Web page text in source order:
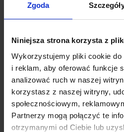
Zgoda
Niniejsza strona korzysta z
Wykorzystujemy pliki cookie
i reklam, aby oferować funkcje
analizować ruch w naszej
korzystasz z naszej witryny,
społecznościowym,
Partnerzy mogą połączyć te
otrzymanymi od Ciebie lub
tworzone są ręcznie w Indiach, dzięki
uzyskaną dzięki zastosowaniu
Zelandii, włókien wiskozy, wiskozy
. To idealna
szukają niebanalnych rozwiązań we
nowoczesnych, minimalistycznych
skandynawskich przestrzeni.